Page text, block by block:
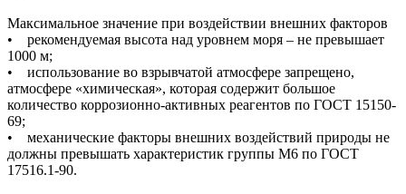
Максимальное значение при воздействии внешних факторов
• рекомендуемая высота над уровнем моря – не превышает
1000 м;
• использование во взрывчатой атмосфере запрещено,
атмосфере «химическая», которая содержит большое
количество коррозионно-активных реагентов по ГОСТ 15150-
69;
• механические факторы внешних воздействий природы не
должны превышать характеристик группы М6 по ГОСТ
17516.1-90.